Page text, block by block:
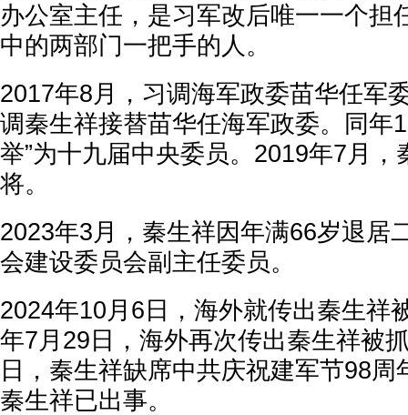
办公室主任，是习军改后唯一一个担
中的两部门一把手的人。
2017年8月，习调海军政委苗华任军
调秦生祥接替苗华任海军政委。同年
举”为十九届中央委员。2019年7月，
将。
2023年3月，秦生祥因年满66岁退居
会建设委员会副主任委员。
2024年10月6日，海外就传出秦生祥
年7月29日，海外再次传出秦生祥被
日，秦生祥缺席中共庆祝建军节98周
秦生祥已出事。